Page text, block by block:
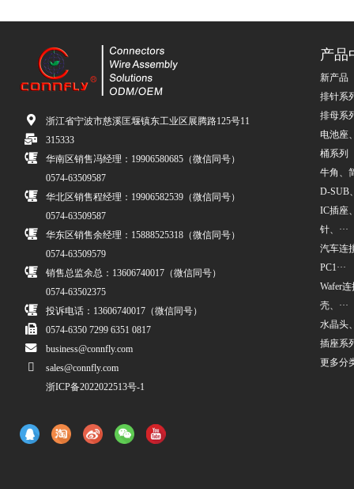
浙江省宁波市慈溪匡堰镇东工业区展腾路125号11
315333
华南区销售冯经理：19906580685（微信同号）
0574-63509587
华北区销售程经理：19906582539（微信同号）
0574-63509587
华东区销售余经理：15888525318（微信同号）
0574-63509579
销售总监余总：13606740017（微信同号）
0574-63502375
投诉电话：13606740017（微信同号）
0574-6350 7299 6351 0817
business@connfly.com
sales@connfly.com
浙ICP备2022022513号-1
产品
新产品
排针系
排母系
电池座
桶系列
牛角、
D-SUB
IC插座
针、···
汽车连
PC1···
Wafer
壳、···
水晶头
插座系
更多分